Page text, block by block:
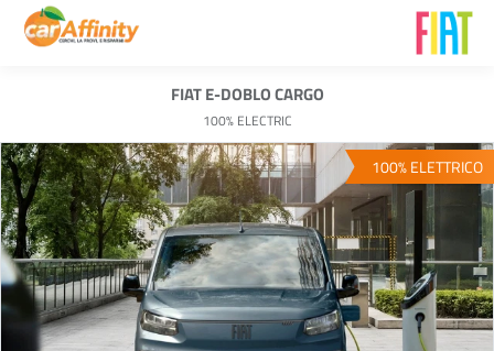
FIAT E-DOBLO CARGO
100% ELECTRIC
100% ELETTRICO